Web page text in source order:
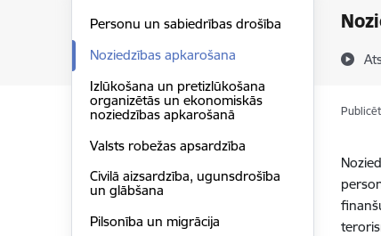
Personu un sabiedrības drošība
Noziedzības apkarošana
Izlūkošana un pretizlūkošana
organizētās un ekonomiskās
noziedzības apkarošanā
Valsts robežas apsardzība
Civilā aizsardzība, ugunsdrošība
un glābšana
Pilsonība un migrācija